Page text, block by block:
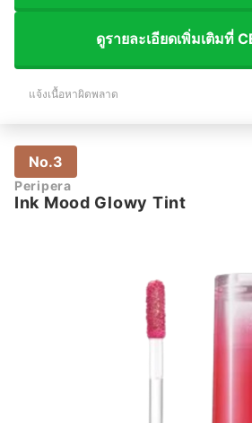
ดูรายละเอียดเพิ่มเติมที่
แจ้งเนื้อหาผิดพลาด
No.3
Peripera
Ink Mood Glowy Tint